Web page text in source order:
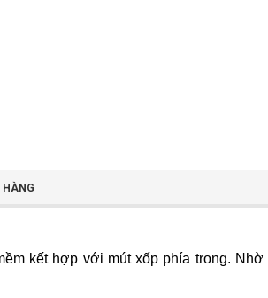
HÀNG
kết hợp với mút xốp phía trong.